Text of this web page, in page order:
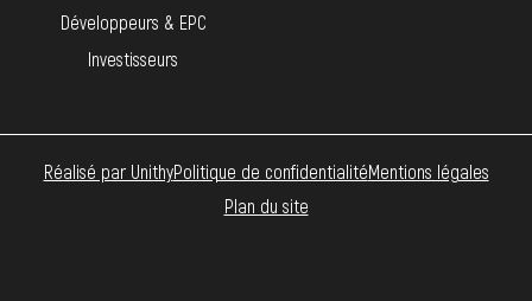
Développeurs & EPC
Investisseurs
Réalisé par UnithyPolitique de confidentialitéMentions légales
Plan du site